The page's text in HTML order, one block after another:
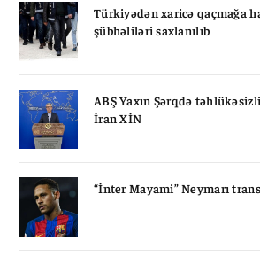
Türkiyədən xaricə qaçmağa
şübhəliləri saxlanılıb
ABŞ Yaxın Şərqdə
İran XİN
“İnter Mayami” Neymarı